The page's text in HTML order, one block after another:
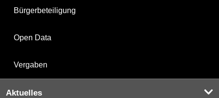
Bürgerbeteiligung
Open Data
Vergaben
Aktuelles